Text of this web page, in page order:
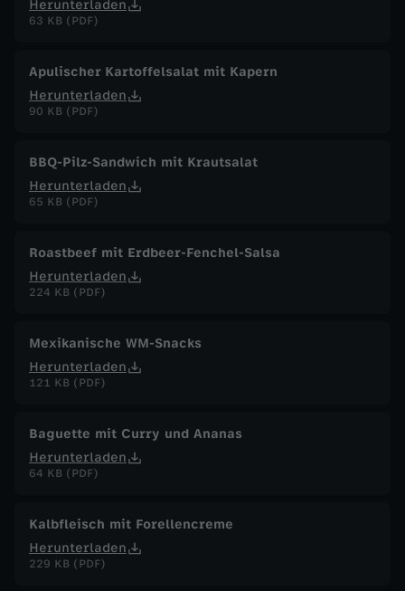
Herunterladen
63 KB (PDF)
Apulischer Kartoffelsalat mit Kapern
Herunterladen
90 KB (PDF)
BBQ-Pilz-Sandwich mit Krautsalat
Herunterladen
65 KB (PDF)
Roastbeef mit Erdbeer-Fenchel-Salsa
Herunterladen
224 KB (PDF)
Mexikanische WM-Snacks
Herunterladen
121 KB (PDF)
Baguette mit Curry und Ananas
Herunterladen
64 KB (PDF)
Kalbfleisch mit Forellencreme
Herunterladen
229 KB (PDF)